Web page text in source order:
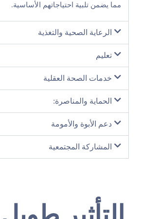
مما يضمن تلبية احتياجاتهم الأساسية.
الرعاية الصحية والتغذية
تعليم
خدمات الصحة العقلية
الحماية والمناصرة:
دعم الأبوة والأمومة
المشاركة المجتمعية